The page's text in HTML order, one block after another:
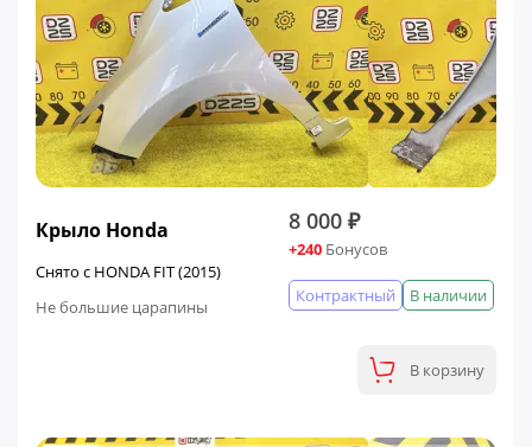
Крыло Honda
Снято с HONDA FIT (2015)
Не большие царапины
8 000 ₽
+240 Бонусов
В наличии
Контрактный
В корзину